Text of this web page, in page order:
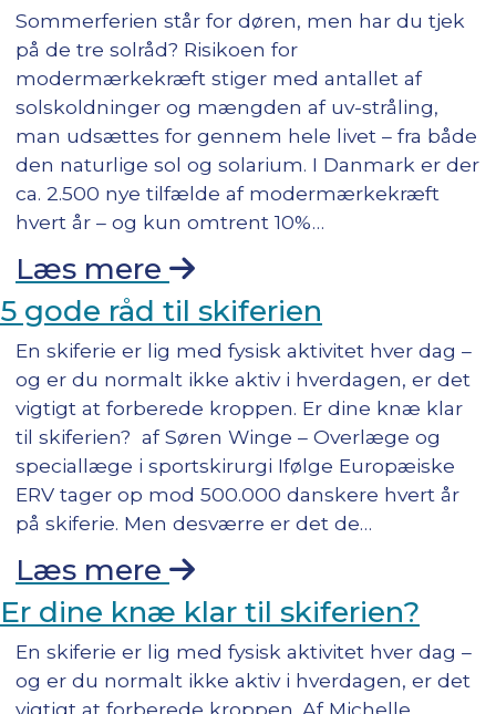
Sommerferien står for døren, men har du tjek
på de tre solråd? Risikoen for
modermærkekræft stiger med antallet af
solskoldninger og mængden af uv-stråling,
man udsættes for gennem hele livet – fra både
den naturlige sol og solarium. I Danmark er der
ca. 2.500 nye tilfælde af modermærkekræft
hvert år – og kun omtrent 10%…
Læs mere
5 gode råd til skiferien
En skiferie er lig med fysisk aktivitet hver dag –
og er du normalt ikke aktiv i hverdagen, er det
vigtigt at forberede kroppen. Er dine knæ klar
til skiferien? af Søren Winge – Overlæge og
speciallæge i sportskirurgi Ifølge Europæiske
ERV tager op mod 500.000 danskere hvert år
på skiferie. Men desværre er det de…
Læs mere
Er dine knæ klar til skiferien?
En skiferie er lig med fysisk aktivitet hver dag –
og er du normalt ikke aktiv i hverdagen, er det
vigtigt at forberede kroppen. Af Michelle